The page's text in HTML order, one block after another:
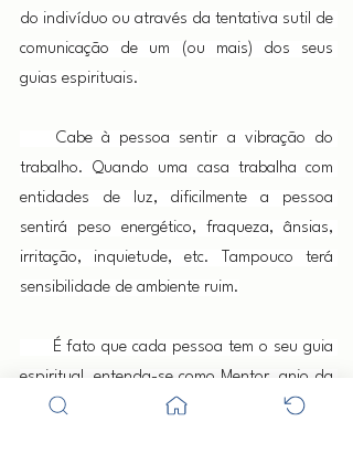
do indivíduo ou através da tentativa sutil de
comunicação de um (ou mais) dos seus
guias espirituais.
Cabe à pessoa sentir a vibração do
trabalho. Quando uma casa trabalha com
entidades de luz, dificilmente a pessoa
sentirá peso energético, fraqueza, ânsias,
irritação, inquietude, etc. Tampouco terá
sensibilidade de ambiente ruim.
É fato que cada pessoa tem o seu guia
espiritual, entenda-se como Mentor, anjo da
guarda, etc., conforme sua crença. Este guia